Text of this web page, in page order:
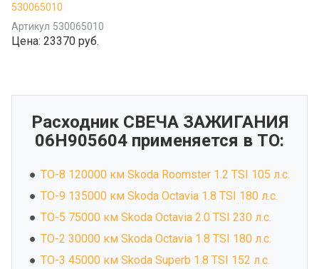
530065010
Артикул 530065010
Цена: 23370 руб.
Расходник СВЕЧА ЗАЖИГАНИЯ
06H905604 применяется в ТО:
ТО-8 120000 км Skoda Roomster 1.2 TSI 105 л.с.
ТО-9 135000 км Skoda Octavia 1.8 TSI 180 л.с.
ТО-5 75000 км Skoda Octavia 2.0 TSI 230 л.с.
ТО-2 30000 км Skoda Octavia 1.8 TSI 180 л.с.
ТО-3 45000 км Skoda Superb 1.8 TSI 152 л.с.